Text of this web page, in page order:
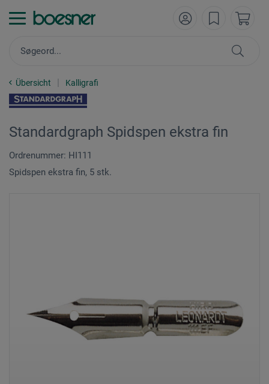
Übersicht Kalligrafi
Standardgraph Spidspen ekstra fin
Ordrenummer: HI111
Spidspen ekstra fin, 5 stk.